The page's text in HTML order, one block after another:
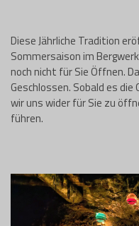
Diese Jährliche Tradition
Sommersaison im
noch nicht für Sie Öffnen.
Geschlossen. Sobald es
wir uns wider für Sie zu
führen.